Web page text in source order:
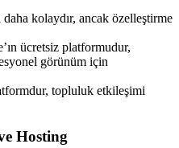
daha kolaydır, ancak özelleştirme
ücretsiz platformudur,
görünüm için
topluluk etkileşimi
Hosting